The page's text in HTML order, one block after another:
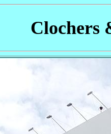
Clochers